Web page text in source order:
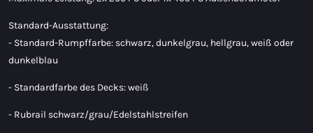
Standard-Ausstattung:
- Standard-Rumpffarbe: schwarz, dunkelgrau, hellgrau, weiß oder
dunkelblau
- Standardfarbe des Decks: weiß
- Rubrail schwarz/grau/Edelstahlstreifen